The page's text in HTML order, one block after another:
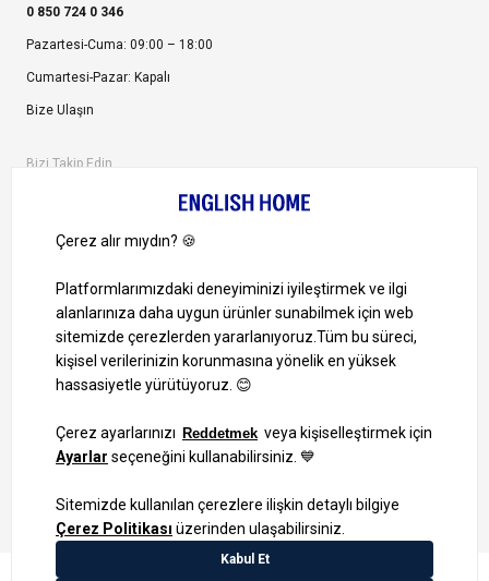
0 850 724 0 346
Pazartesi-Cuma: 09:00 – 18:00
Cumartesi-Pazar: Kapalı
Bize Ulaşın
Bizi Takip Edin
1000 TL ve Üzeri Alışverişlerinizde Kargo Bedava!
Bilgi Toplum Hizmetleri
KVKK Veri İşleme Politikamız
Site Haritası